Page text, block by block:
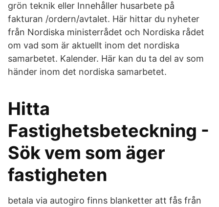
grön teknik eller Innehåller husarbete på
fakturan /ordern/avtalet. Här hittar du nyheter
från Nordiska ministerrådet och Nordiska rådet
om vad som är aktuellt inom det nordiska
samarbetet. Kalender. Här kan du ta del av som
händer inom det nordiska samarbetet.
Hitta
Fastighetsbeteckning -
Sök vem som äger
fastigheten
betala via autogiro finns blanketter att fås från